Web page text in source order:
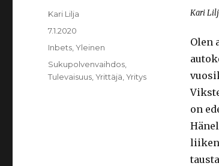
Kari
Olen
on
Kirjoittaja
Kari Lilja
Julkaistu
7.1.2020
Kategoriat
Inbets ,Yleinen
Avainsanat
Sukupolvenvaihdos
Tulevaisuus ,Yrittäjä ,Yritys